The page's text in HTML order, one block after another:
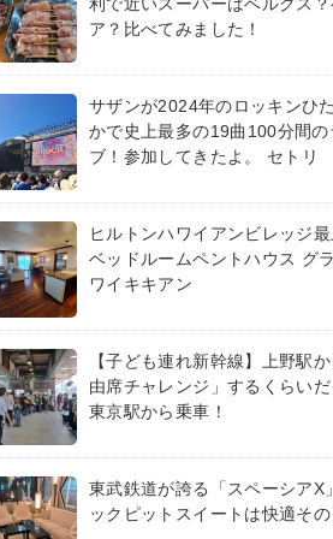
ア？比べてみました！
サザンが2024年のロッキンひ
かで史上最多の19曲100分間の
ブ！参加してきたよ。 セトリ
ヒルトンハワイアンビレッジ
ベッドルームペントハウス グ
ワイキキアン
【子ども連れ新幹線】上野駅
由席チャレンジ」するくらいだ
東京駅から乗車！
東武鉄道が誇る「スペーシアX
ックピットスイートは快適その